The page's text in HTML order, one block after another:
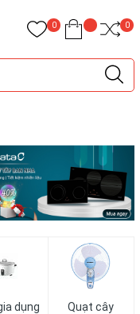
0 0
dụng Quạt cây